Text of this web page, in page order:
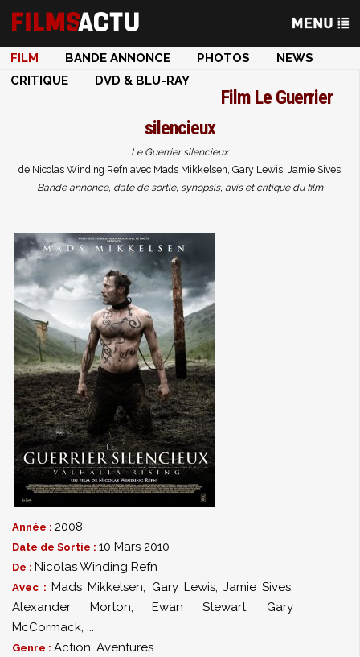
FILM BANDE ANNONCE PHOTOS
NEWS
CRITIQUE
DVD & BLU-RAY
Film Le Guerrier
silencieux
Le Guerrier silencieux
de Nicolas Winding Refn avec Mads Mikkelsen, Gary Lewis, Jamie Sives
Bande annonce, date de sortie, synopsis, avis et critique du film
Année : 2008
Date de Sortie : 10 Mars 2010
De : Nicolas Winding Refn
Avec : Mads Mikkelsen, Gary Lewis, Jamie Sives,
Alexander Morton, Ewan Stewart, Gary
McCormack, ...
Genre : Action, Aventures